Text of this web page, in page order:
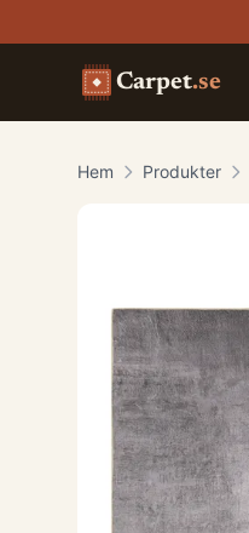
Carpet.se
Hem Produkter